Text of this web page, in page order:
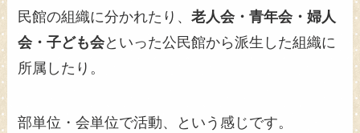
民館の組織に分かれたり、老人会・青年会・婦人
会・子ども会といった公民館から派生した組織に
所属したり。
部単位・会単位で活動、という感じです。